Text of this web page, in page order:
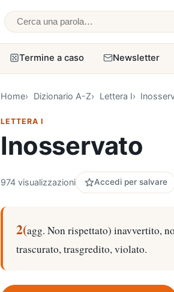
Cerca una parola
Termine a caso Newsletter
Home Dizionario A-Z Lettera I
LETTERA I
Inosservato
974 visualizzazioni Accedi per salvare
2(agg. Non rispettato) inavvertito,
trascurato, trasgredito, violato.